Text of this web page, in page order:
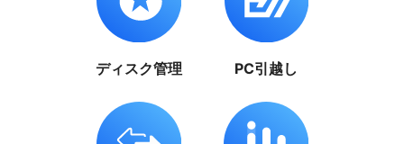
ディスク管理 PC引越し